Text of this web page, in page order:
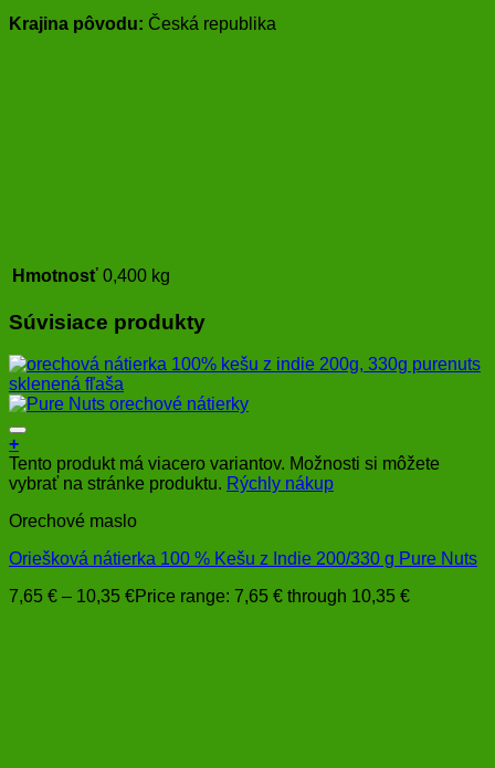
Krajina pôvodu: Česká republika
Hmotnosť 0,400 kg
Súvisiace produkty
+
Tento produkt má viacero variantov. Možnosti si môžete
vybrať na stránke produktu. Rýchly nákup
Orechové maslo
Oriešková nátierka 100 % Kešu z Indie 200/330 g Pure Nuts
7,65 € – 10,35 €Price range: 7,65 € through 10,35 €